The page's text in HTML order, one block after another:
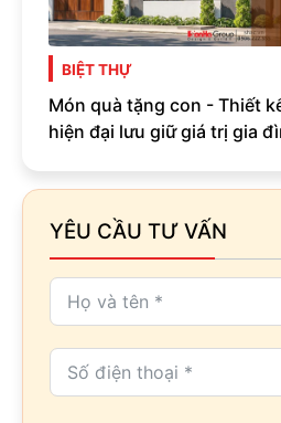
BIỆT THỰ
Món quà tặng con - Thiết
hiện đại lưu giữ giá trị gia
YÊU CẦU TƯ VẤN